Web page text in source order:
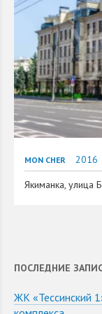
MON CHER
2016
Якиманка, улица
ПОСЛЕДНИЕ
ЖК «Тессинский